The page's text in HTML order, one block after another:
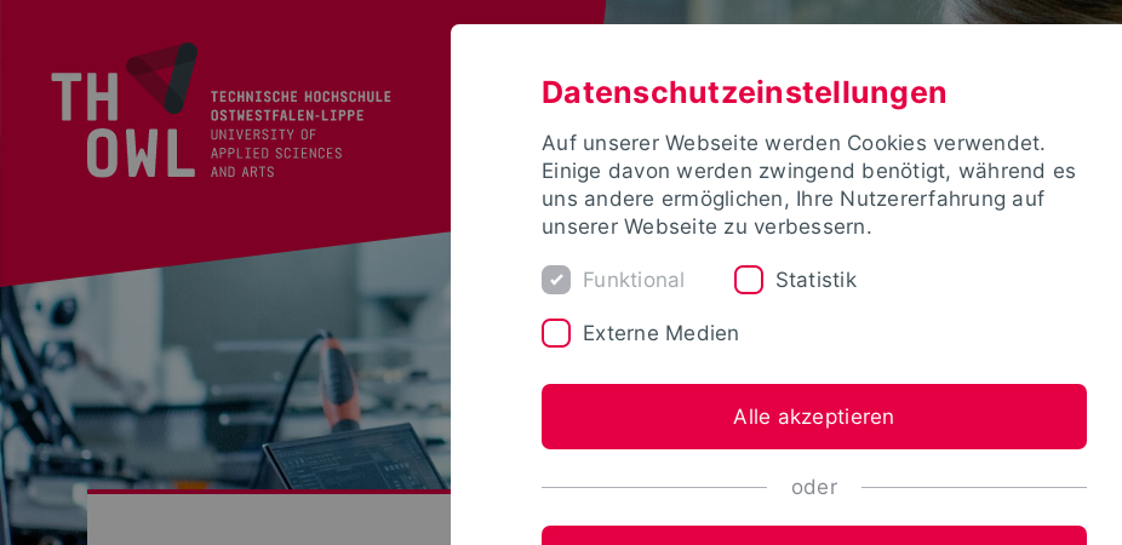
Datenschutzeinstellungen
Auf unserer Webseite werden Cookies verwendet.
Einige davon werden zwingend benötigt, während es
uns andere ermöglichen, Ihre Nutzererfahrung auf
unserer Webseite zu verbessern.
Funktional Statistik
Externe Medien
Alle akzeptieren
oder